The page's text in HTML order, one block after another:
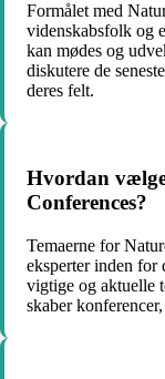
Formålet med
videnskabsfolk og
kan mødes og
diskutere de
deres felt.
Hvordan
Conferences?
Temaerne for
eksperter inden for
vigtige og aktuelle
skaber